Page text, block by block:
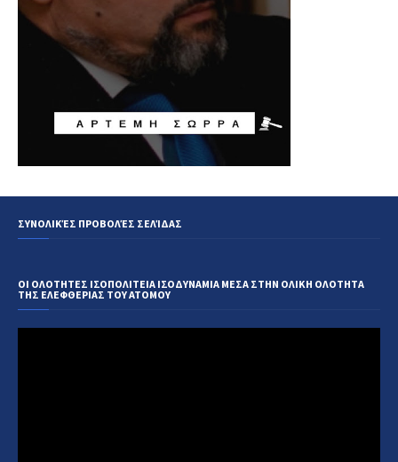
ΣΥΝΟΛΙΚΈΣ ΠΡΟΒΟΛΈΣ ΣΕΛΊΔΑΣ
ΟΙ ΟΛΟΤΗΤΕΣ ΙΣΟΠΟΛΙΤΕΙΑ ΙΣΟΔΥΝΑΜΙΑ ΜΕΣΑ ΣΤΗΝ ΟΛΙΚΗ ΟΛΟΤΗΤΑ
ΤΗΣ ΕΛΕΦΘΕΡΙΑΣ ΤΟΥ ΑΤΟΜΟΥ